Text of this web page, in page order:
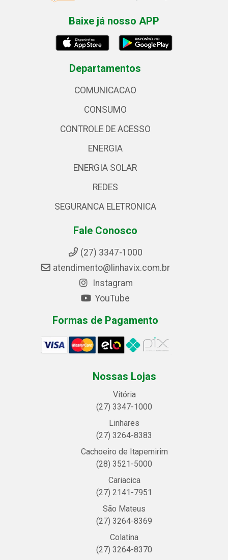
Baixe já nosso APP
Departamentos
COMUNICACAO
CONSUMO
CONTROLE DE ACESSO
ENERGIA
ENERGIA SOLAR
REDES
SEGURANCA ELETRONICA
Fale Conosco
(27) 3347-1000
atendimento@linhavix.com.br
Instagram
YouTube
Formas de Pagamento
Nossas Lojas
Vitória
(27) 3347-1000
Linhares
(27) 3264-8383
Cachoeiro de Itapemirim
(28) 3521-5000
Cariacica
(27) 2141-7951
São Mateus
(27) 3264-8369
Colatina
(27) 3264-8370